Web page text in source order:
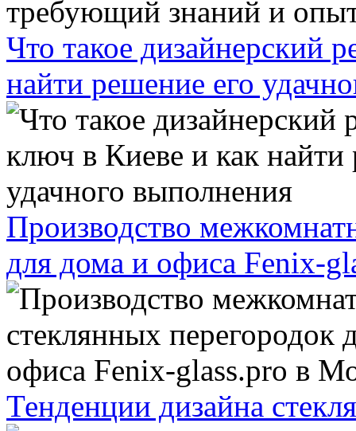
Что такое дизайнерский
найти решение его
Производство
для дома и офиса Fenix-
Тенденции дизайна